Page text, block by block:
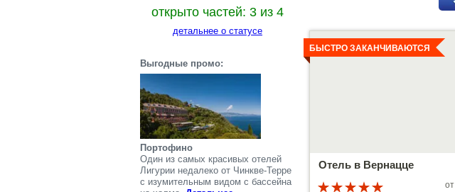
Отель в Вернацце
БЫСТРО ЗАКАНЧИВАЮТСЯ
от
Детальнее
открыто частей: 3 из 4
детальнее о статусе
Выгодные промо:
Портофино
Один из самых красивых отелей
Лигурии недалеко от Чинкве-Терре
с изумительным видом с бассейна